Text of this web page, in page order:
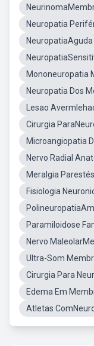
Neuropatia
NeuropatiaAguda
Mononeuropatia
Neuropatia Dos
Lesao
Cirurgia
Microangiopatia
Nervo Radial
Meralgia
Fisiologia
Paramiloidose
Nervo
Ultra-Som
Cirurgia Para
Edema Em
Atletas